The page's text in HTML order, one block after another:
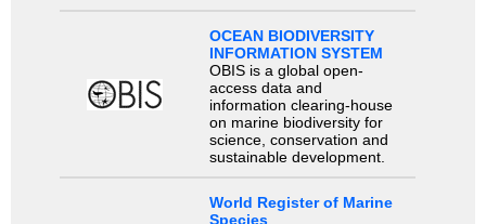
OCEAN BIODIVERSITY
INFORMATION SYSTEM
OBIS is a global open-
access data and
information clearing-house
on marine biodiversity for
science, conservation and
sustainable development.
World Register of Marine
Species